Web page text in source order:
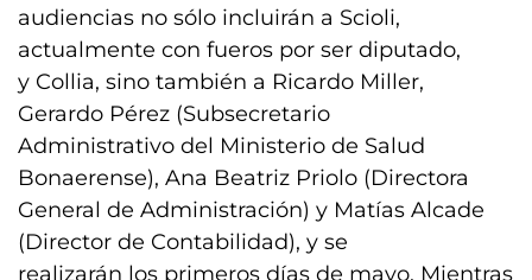
audiencias no sólo incluirán a Scioli,
actualmente con fueros por ser diputado,
y Collia, sino también a Ricardo Miller,
Gerardo Pérez (Subsecretario
Administrativo del Ministerio de Salud
Bonaerense), Ana Beatriz Priolo (Directora
General de Administración) y Matías Alcade
(Director de Contabilidad), y se
realizarán los primeros días de mayo. Mientras